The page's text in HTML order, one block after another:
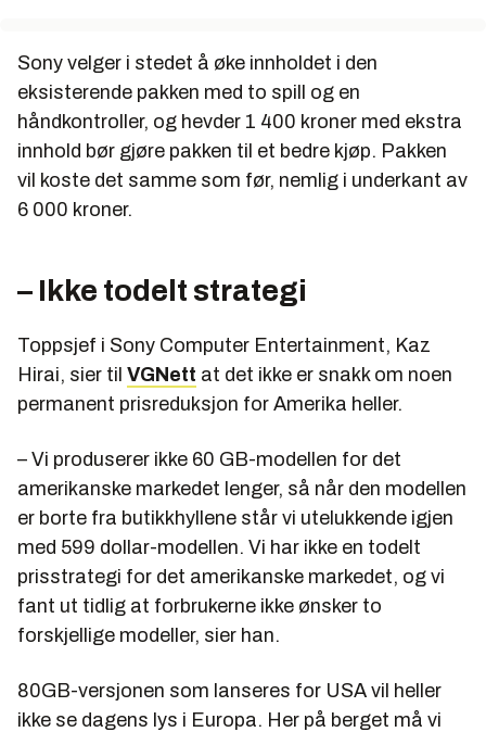
Sony velger i stedet å øke innholdet i den
eksisterende pakken med to spill og en
håndkontroller, og hevder 1 400 kroner med ekstra
innhold bør gjøre pakken til et bedre kjøp. Pakken
vil koste det samme som før, nemlig i underkant av
6 000 kroner.
– Ikke todelt strategi
Toppsjef i Sony Computer Entertainment, Kaz
Hirai, sier til VGNett at det ikke er snakk om noen
permanent prisreduksjon for Amerika heller.
– Vi produserer ikke 60 GB-modellen for det
amerikanske markedet lenger, så når den modellen
er borte fra butikkhyllene står vi utelukkende igjen
med 599 dollar-modellen. Vi har ikke en todelt
prisstrategi for det amerikanske markedet, og vi
fant ut tidlig at forbrukerne ikke ønsker to
forskjellige modeller, sier han.
80GB-versjonen som lanseres for USA vil heller
ikke se dagens lys i Europa. Her på berget må vi